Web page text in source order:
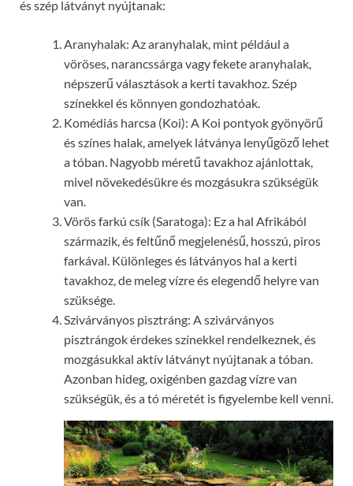
és szép látványt nyújtanak:
Aranyhalak: Az aranyhalak, mint például a
vöröses, narancssárga vagy fekete aranyhalak,
népszerű választások a kerti tavakhoz. Szép
színekkel és könnyen gondozhatóak.
Komédiás harcsa (Koi): A Koi pontyok gyönyörű
és színes halak, amelyek látványa lenyűgöző lehet
a tóban. Nagyobb méretű tavakhoz ajánlottak,
mivel növekedésükre és mozgásukra szükségük
van.
Vörös farkú csík (Saratoga): Ez a hal Afrikából
származik, és feltűnő megjelenésű, hosszú, piros
farkával. Különleges és látványos hal a kerti
tavakhoz, de meleg vízre és elegendő helyre van
szüksége.
Szivárványos pisztráng: A szivárványos
pisztrángok érdekes színekkel rendelkeznek, és
mozgásukkal aktív látványt nyújtanak a tóban.
Azonban hideg, oxigénben gazdag vízre van
szükségük, és a tó méretét is figyelembe kell venni.